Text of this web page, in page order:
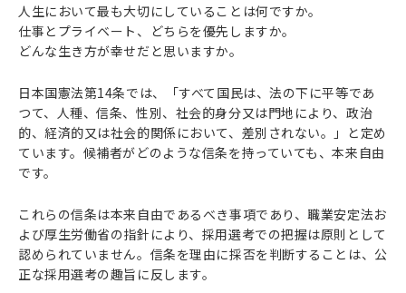
人生において最も大切にしていることは何ですか。
仕事とプライベート、どちらを優先しますか。
どんな生き方が幸せだと思いますか。
日本国憲法第14条では、「すべて国民は、法の下に平等であ
つて、人種、信条、性別、社会的身分又は門地により、政治
的、経済的又は社会的関係において、差別されない。」と定め
ています。候補者がどのような信条を持っていても、本来自由
です。
これらの信条は本来自由であるべき事項であり、職業安定法お
よび厚生労働省の指針により、採用選考での把握は原則として
認められていません。信条を理由に採否を判断することは、公
正な採用選考の趣旨に反します。